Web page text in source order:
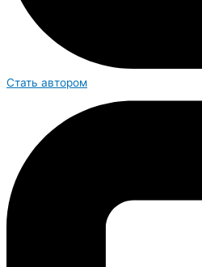
Стать автором